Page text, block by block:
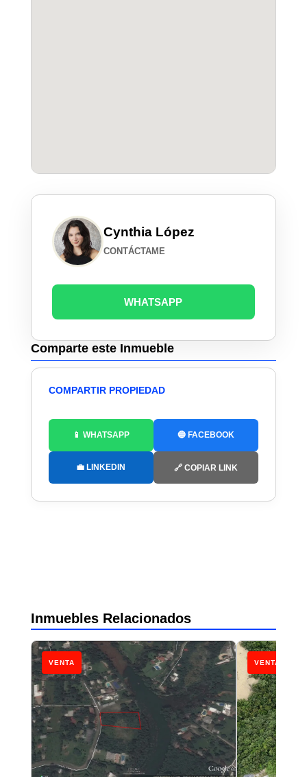
Cynthia López
CONTÁCTAME
WHATSAPP
Comparte este Inmueble
COMPARTIR PROPIEDAD
📱 WHATSAPP 🔵 FACEBOOK
💼 LINKEDIN 🔗 COPIAR LINK
Inmuebles Relacionados
VENTA VENTA